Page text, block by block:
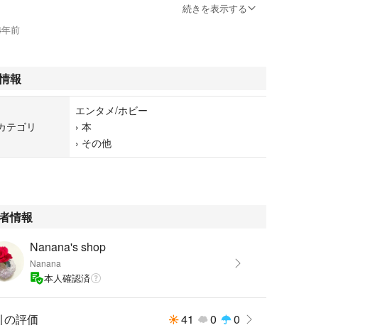
続きを表示する
前
報
テゴリ
エンタメ/ホビー
› 本
› その他
情報
Nanana's shop
Nanana
本人確認済
の評価 41 0 0